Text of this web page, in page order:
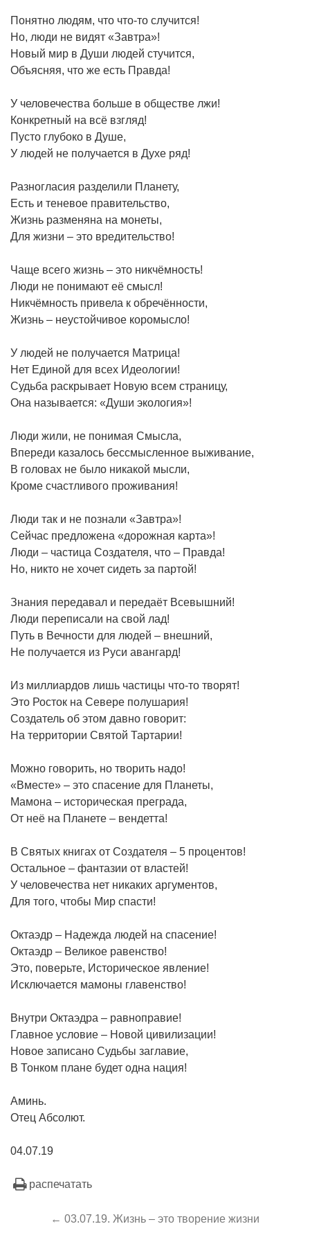
Понятно людям, что что-то случится!
Но, люди не видят «Завтра»!
Новый мир в Души людей стучится,
Объясняя, что же есть Правда!
У человечества больше в обществе лжи!
Конкретный на всё взгляд!
Пусто глубоко в Душе,
У людей не получается в Духе ряд!
Разногласия разделили Планету,
Есть и теневое правительство,
Жизнь разменяна на монеты,
Для жизни – это вредительство!
Чаще всего жизнь – это никчёмность!
Люди не понимают её смысл!
Никчёмность привела к обречённости,
Жизнь – неустойчивое коромысло!
У людей не получается Матрица!
Нет Единой для всех Идеологии!
Судьба раскрывает Новую всем страницу,
Она называется: «Души экология»!
Люди жили, не понимая Смысла,
Впереди казалось бессмысленное выживание,
В головах не было никакой мысли,
Кроме счастливого проживания!
Люди так и не познали «Завтра»!
Сейчас предложена «дорожная карта»!
Люди – частица Создателя, что – Правда!
Но, никто не хочет сидеть за партой!
Знания передавал и передаёт Всевышний!
Люди переписали на свой лад!
Путь в Вечности для людей – внешний,
Не получается из Руси авангард!
Из миллиардов лишь частицы что-то творят!
Это Росток на Севере полушария!
Создатель об этом давно говорит:
На территории Святой Тартарии!
Можно говорить, но творить надо!
«Вместе» – это спасение для Планеты,
Мамона – историческая преграда,
От неё на Планете – вендетта!
В Святых книгах от Создателя – 5 процентов!
Остальное – фантазии от властей!
У человечества нет никаких аргументов,
Для того, чтобы Мир спасти!
Октаэдр – Надежда людей на спасение!
Октаэдр – Великое равенство!
Это, поверьте, Историческое явление!
Исключается мамоны главенство!
Внутри Октаэдра – равноправие!
Главное условие – Новой цивилизации!
Новое записано Судьбы заглавие,
В Тонком плане будет одна нация!
Аминь.
Отец Абсолют.
04.07.19
распечатать
← 03.07.19. Жизнь – это творение жизни